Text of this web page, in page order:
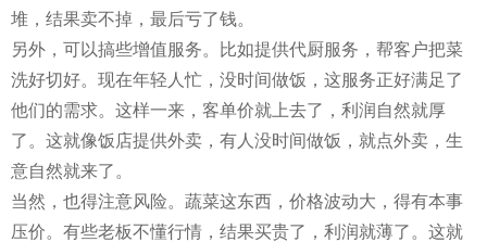
堆，结果卖不掉，最后亏了钱。
另外，可以搞些增值服务。比如提供代厨服务，帮客户把菜
洗好切好。现在年轻人忙，没时间做饭，这服务正好满足了
他们的需求。这样一来，客单价就上去了，利润自然就厚
了。这就像饭店提供外卖，有人没时间做饭，就点外卖，生
意自然就来了。
当然，也得注意风险。蔬菜这东西，价格波动大，得有本事
压价。有些老板不懂行情，结果买贵了，利润就薄了。这就